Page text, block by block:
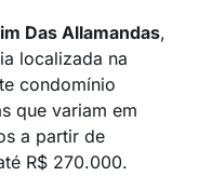
Das Allamandas,
localizada na
condomínio
que variam em
a partir de
R$ 270.000.